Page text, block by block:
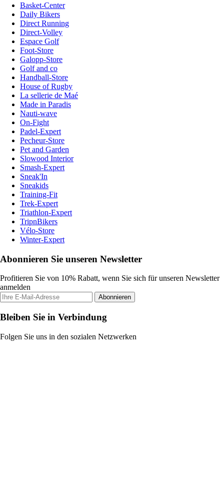
Basket-Center
Daily Bikers
Direct Running
Direct-Volley
Espace Golf
Foot-Store
Galopp-Store
Golf and co
Handball-Store
House of Rugby
La sellerie de Maé
Made in Paradis
Nauti-wave
On-Fight
Padel-Expert
Pecheur-Store
Pet and Garden
Slowood Interior
Smash-Expert
Sneak'In
Sneakids
Training-Fit
Trek-Expert
Triathlon-Expert
TripnBikers
Vélo-Store
Winter-Expert
Abonnieren Sie unseren Newsletter
Profitieren Sie von 10% Rabatt, wenn Sie sich für unseren Newsletter
anmelden
Abonnieren
Bleiben Sie in Verbindung
Folgen Sie uns in den sozialen Netzwerken